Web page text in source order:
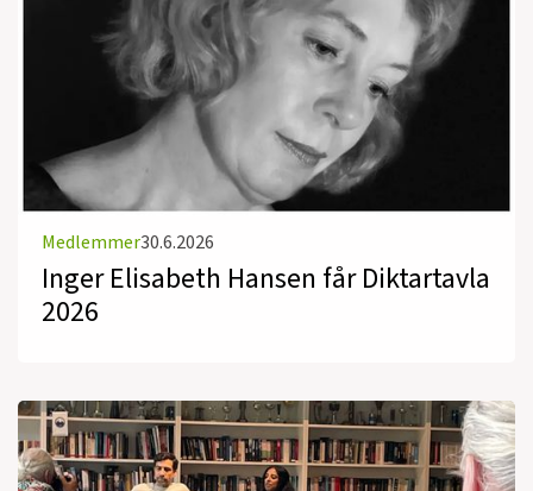
Medlemmer30.6.2026
Inger Elisabeth Hansen får Diktartavla
2026